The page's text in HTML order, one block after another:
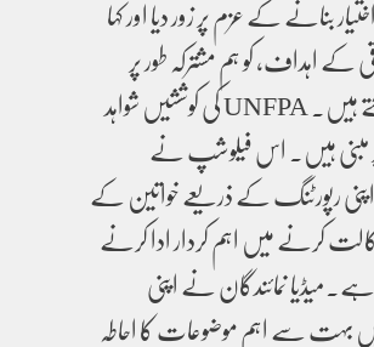
بنانے کے عزم پر زور دیا اور کہا
کے اہداف، کو ہم مشترکہ طور پر
یقینی بنا سکتے ہیں۔ UNFPA کی کوششیں شواہد
مبنی ہیں۔ اس فیلوشپ نے
اپنی رپورٹنگ کے ذریعے خواتین کے
کرنے میں اہم کردار ادا کرنے
ہے۔میڈیا نمائندگان نے اپنی
بہت سے اہم موضوعات کا احاطہ